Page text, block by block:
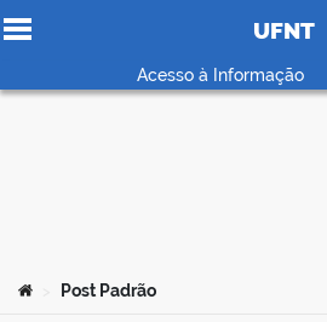
Ir para o conteúdo
UFNT
Acesso à Informação
Você está aqui:
Post Padrão